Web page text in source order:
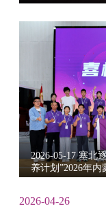
2026-05-17 塞
养计划”2026年
2026-04-26